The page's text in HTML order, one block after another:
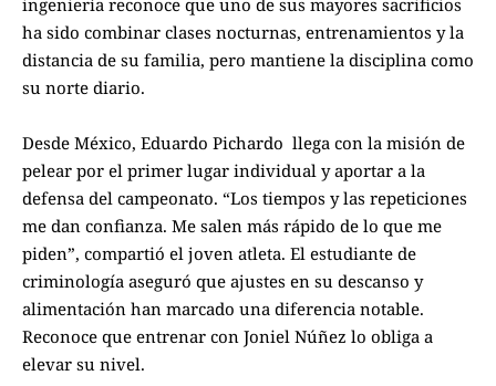
ha sido combinar clases nocturnas, entrenamientos y la
distancia de su familia, pero mantiene la disciplina como
su norte diario.
Desde México, Eduardo Pichardo llega con la misión de
pelear por el primer lugar individual y aportar a la
defensa del campeonato. “Los tiempos y las repeticiones
me dan confianza. Me salen más rápido de lo que me
piden”, compartió el joven atleta. El estudiante de
criminología aseguró que ajustes en su descanso y
alimentación han marcado una diferencia notable.
Reconoce que entrenar con Joniel Núñez lo obliga a
elevar su nivel.